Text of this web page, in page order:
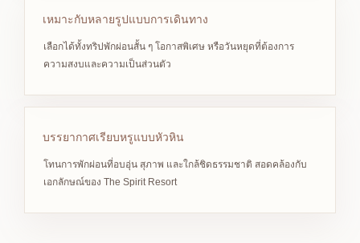
เหมาะกับหลายรูปแบบการเดินทาง
เลือกได้ทั้งทริปพักผ่อนสั้น ๆ โอกาสพิเศษ หรือวันหยุดที่ต้องการ
ความสงบและความเป็นส่วนตัว
บรรยากาศเรียบหรูแบบหัวหิน
โทนการพักผ่อนที่อบอุ่น สุภาพ และใกล้ชิดธรรมชาติ สอดคล้องกับ
เอกลักษณ์ของ The Spirit Resort